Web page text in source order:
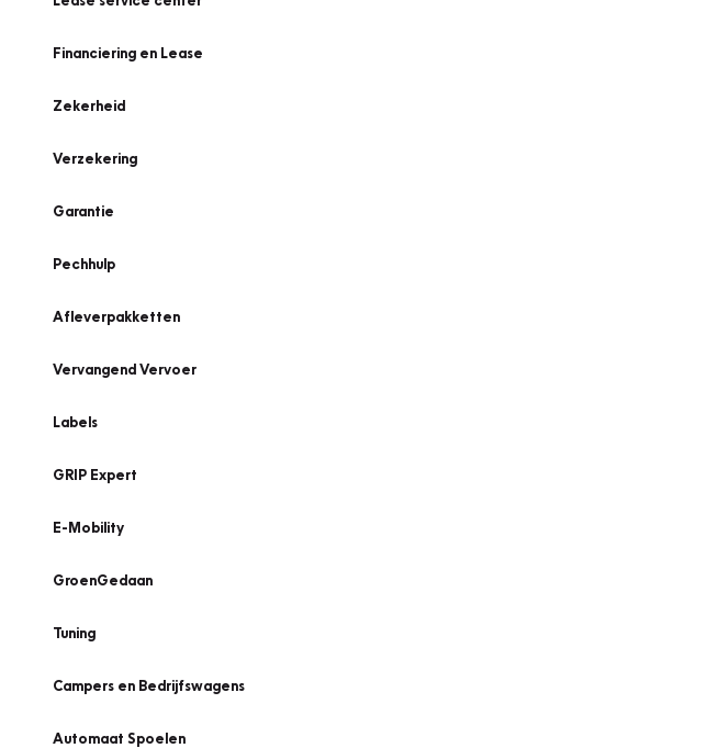
Financiering en Lease
Zekerheid
Verzekering
Garantie
Pechhulp
Afleverpakketten
Vervangend Vervoer
Labels
GRIP Expert
E-Mobility
GroenGedaan
Tuning
Campers en Bedrijfswagens
Automaat Spoelen